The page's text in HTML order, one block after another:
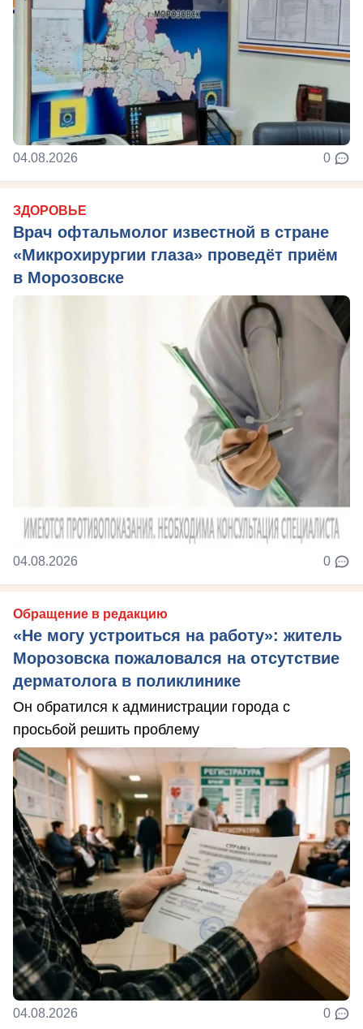
04.08.2026 0
ЗДОРОВЬЕ
Врач офтальмолог известной в стране
«Микрохирургии глаза» проведёт приём
в Морозовске
04.08.2026 0
Обращение в редакцию
«Не могу устроиться на работу»: житель
Морозовска пожаловался на отсутствие
дерматолога в поликлинике
Он обратился к администрации города с
просьбой решить проблему
04.08.2026 0